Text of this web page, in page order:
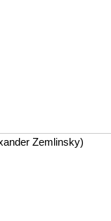
Zemlinsky)